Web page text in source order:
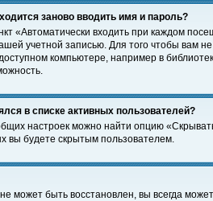
заново вводить имя и пароль?
«Автоматически входить при каждом
учетной записью. Для того чтобы
компьютере, например в
в списке активных пользователей?
настроек можно найти опцию
вы будете скрытым пользователем.
может быть восстановлен, вы всегда